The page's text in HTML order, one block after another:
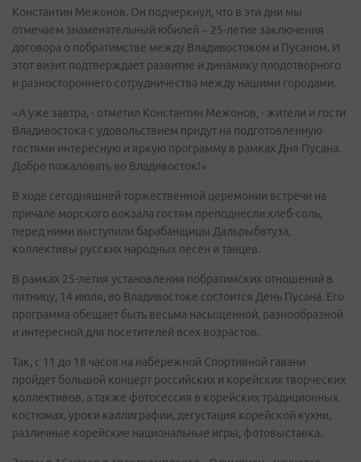
Константин Межонов. Он подчеркнул, что в эти дни мы
отмечаем знаменательный юбилей – 25-летие заключения
договора о побратимстве между Владивостоком и Пусаном. И
этот визит подтверждает развитие и динамику плодотворного
и разностороннего сотрудничества между нашими городами.
«А уже завтра, - отметил Константин Межонов, - жители и гости
Владивостока с удовольствием придут на подготовленную
гостями интересную и яркую программу в рамках Дня Пусана.
Добро пожаловать во Владивосток!»
В ходе сегодняшней торжественной церемонии встречи на
причале морского вокзала гостям преподнесли хлеб-соль,
перед ними выступили барабанщицы Дальрыбвтуза,
коллективы русских народных песен и танцев.
В рамках 25-летия установления побратимских отношений в
пятницу, 14 июля, во Владивостоке состоится День Пусана. Его
программа обещает быть весьма насыщенной, разнообразной
и интересной для посетителей всех возрастов.
Так, с 11 до 18 часов на набережной Спортивной гавани
пройдет большой концерт российских и корейских творческих
коллективов, а также фотосессия в корейских традиционных
костюмах, уроки каллиграфии, дегустация корейской кухни,
различные корейские национальные игры, фотовыставка.